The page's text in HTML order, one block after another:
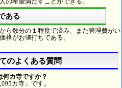
ある
ら数分の１程度で済み、また管理費がい
格がお値打ちである。
のよくある質問
何カ寺ですか？
カ寺」です。